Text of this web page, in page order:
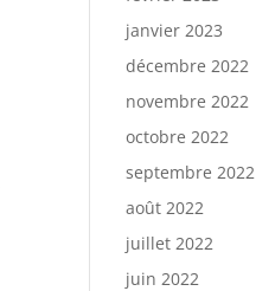
janvier 2023
décembre 2022
novembre 2022
octobre 2022
septembre 2022
août 2022
juillet 2022
juin 2022